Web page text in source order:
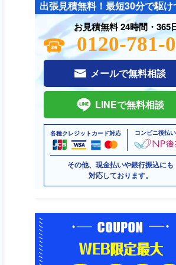
出張見積無料！最短30分で駆け
お見積無料 24時間・365
0120-781-
メールで無料相談
LINEで無料相談
各種クレジットカード対応 コンビニ後払
その他、現金払いや銀行振込にも
対応しております。